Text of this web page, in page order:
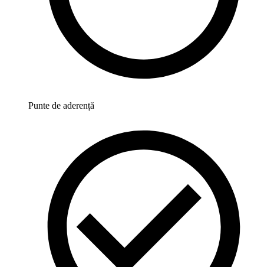
Punte de aderență